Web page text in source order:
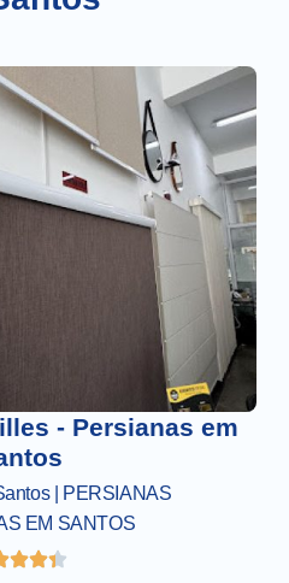
- Persianas em
| PERSIANAS
EM SANTOS